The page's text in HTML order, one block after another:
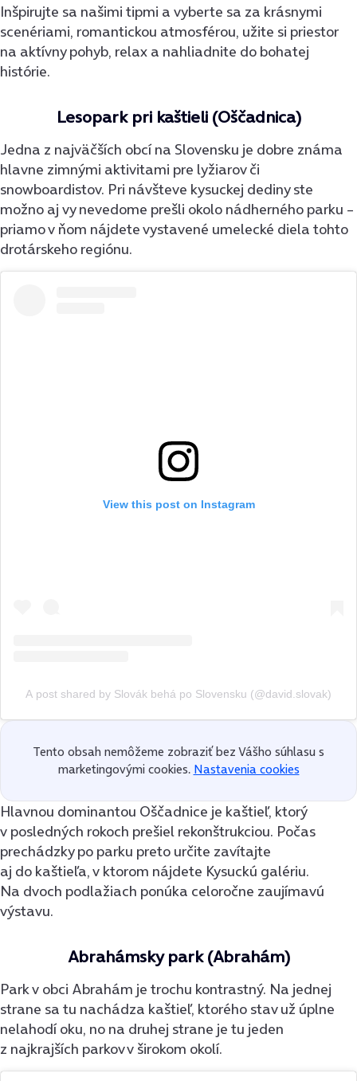
Inšpirujte sa našimi tipmi a vyberte sa za krásnymi
scenériami, romantickou atmosférou, užite si priestor
na aktívny pohyb, relax a nahliadnite do bohatej
histórie.
Lesopark pri kaštieli (Oščadnica)
Jedna z najväčších obcí na Slovensku je dobre známa
hlavne zimnými aktivitami pre lyžiarov či
snowboardistov. Pri návšteve kysuckej dediny ste
možno aj vy nevedome prešli okolo nádherného parku –
priamo v ňom nájdete vystavené umelecké diela tohto
drotárskeho regiónu.
View this post on Instagram
A post shared by Slovák behá po Slovensku (@david.slovak)
Tento obsah nemôžeme zobraziť bez Vášho súhlasu s
marketingovými cookies. Nastavenia cookies
Hlavnou dominantou Oščadnice je kaštieľ, ktorý
v posledných rokoch prešiel rekonštrukciou. Počas
prechádzky po parku preto určite zavítajte
aj do kaštieľa, v ktorom nájdete Kysuckú galériu.
Na dvoch podlažiach ponúka celoročne zaujímavú
výstavu.
Abrahámsky park (Abrahám)
Park v obci Abrahám je trochu kontrastný. Na jednej
strane sa tu nachádza kaštieľ, ktorého stav už úplne
nelahodí oku, no na druhej strane je tu jeden
z najkrajších parkov v širokom okolí.